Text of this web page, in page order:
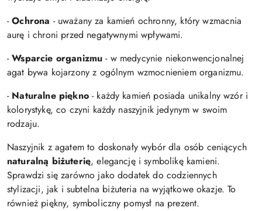
-Ochrona - uważany za kamień ochronny, który wzmacnia
aurę i chroni przed negatywnymi wpływami.
-Wsparcie organizmu - w medycynie niekonwencjonalnej
agat bywa kojarzony z ogólnym wzmocnieniem organizmu.
- Naturalne piękno- każdy kamień posiada unikalny wzór i
kolorystykę, co czyni każdy naszyjnik jedynym w swoim
rodzaju.
Naszyjnik z agatem to doskonały wybór dla osób ceniących
naturalną biżuterię, elegancję i symbolikę kamieni.
Sprawdzi się zarówno jako dodatek do codziennych
stylizacji, jak i subtelna biżuteria na wyjątkowe okazje. To
również piękny, symboliczny pomysł na prezent.